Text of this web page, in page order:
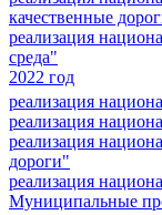
качественные
реализация
среда"
2022 год
реализация
реализация
реализация
дороги"
реализация
Муниципальные